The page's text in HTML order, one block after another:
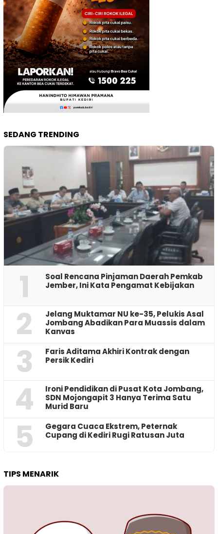
SEDANG TRENDING
1
‎Soal Rencana Pinjaman Daerah Pemkab
Jember, Ini Kata Pengamat Kebijakan ‎
2
Jelang Muktamar NU ke-35, Pelukis Asal
Jombang Abadikan Para Muassis dalam
Kanvas
3
Faris Aditama Akhiri Kontrak dengan
Persik Kediri
4
Ironi Pendidikan di Pusat Kota Jombang,
SDN Mojongapit 3 Hanya Terima Satu
Murid Baru
5
‎Gegara Cuaca Ekstrem, Peternak
Cupang di Kediri Rugi Ratusan Juta
TIPS MENARIK